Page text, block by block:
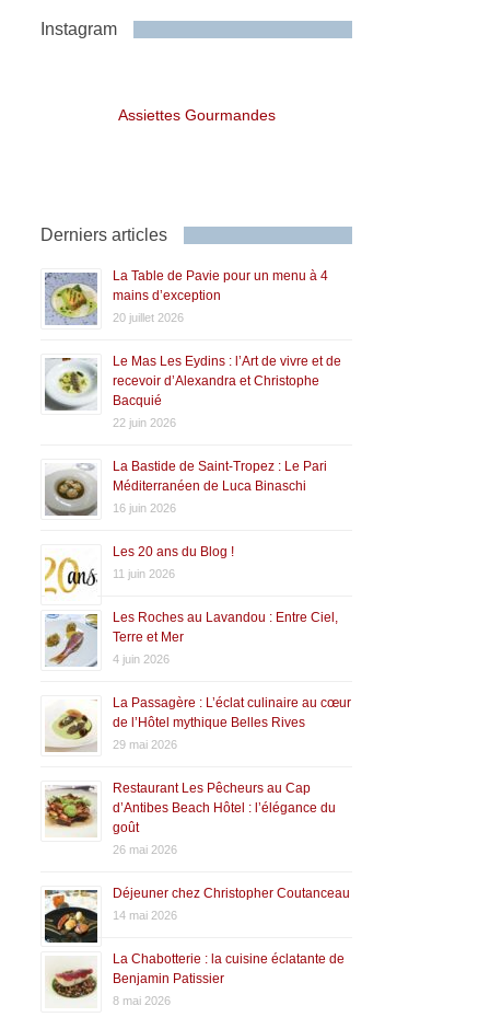
Instagram
Assiettes Gourmandes
Derniers articles
La Table de Pavie pour un menu à 4
mains d’exception
20 juillet 2026
Le Mas Les Eydins : l’Art de vivre et de
recevoir d’Alexandra et Christophe
Bacquié
22 juin 2026
La Bastide de Saint-Tropez : Le Pari
Méditerranéen de Luca Binaschi
16 juin 2026
Les 20 ans du Blog !
11 juin 2026
Les Roches au Lavandou : Entre Ciel,
Terre et Mer
4 juin 2026
La Passagère : L’éclat culinaire au cœur
de l’Hôtel mythique Belles Rives
29 mai 2026
Restaurant Les Pêcheurs au Cap
d’Antibes Beach Hôtel : l’élégance du
goût
26 mai 2026
Déjeuner chez Christopher Coutanceau
14 mai 2026
La Chabotterie : la cuisine éclatante de
Benjamin Patissier
8 mai 2026